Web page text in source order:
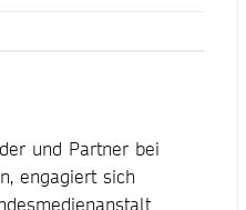
und Partner bei
engagiert sich